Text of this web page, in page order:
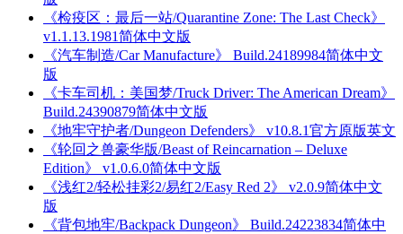
《检疫区：最后一站/Quarantine Zone: The Last Check》
v1.1.13.1981简体中文版
《汽车制造/Car Manufacture》 Build.24189984简体中文
版
《卡车司机：美国梦/Truck Driver: The American Dream》
Build.24390879简体中文版
《地牢守护者/Dungeon Defenders》 v10.8.1官方原版英文
《轮回之兽豪华版/Beast of Reincarnation – Deluxe
Edition》 v1.0.6.0简体中文版
《浅红2/轻松挂彩2/易红2/Easy Red 2》 v2.0.9简体中文
版
《背包地牢/Backpack Dungeon》 Build.24223834简体中